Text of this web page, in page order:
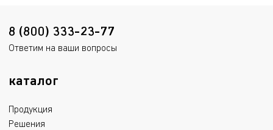
8 (800) 333-23-77
Ответим на ваши вопросы
каталог
Продукция
Решения